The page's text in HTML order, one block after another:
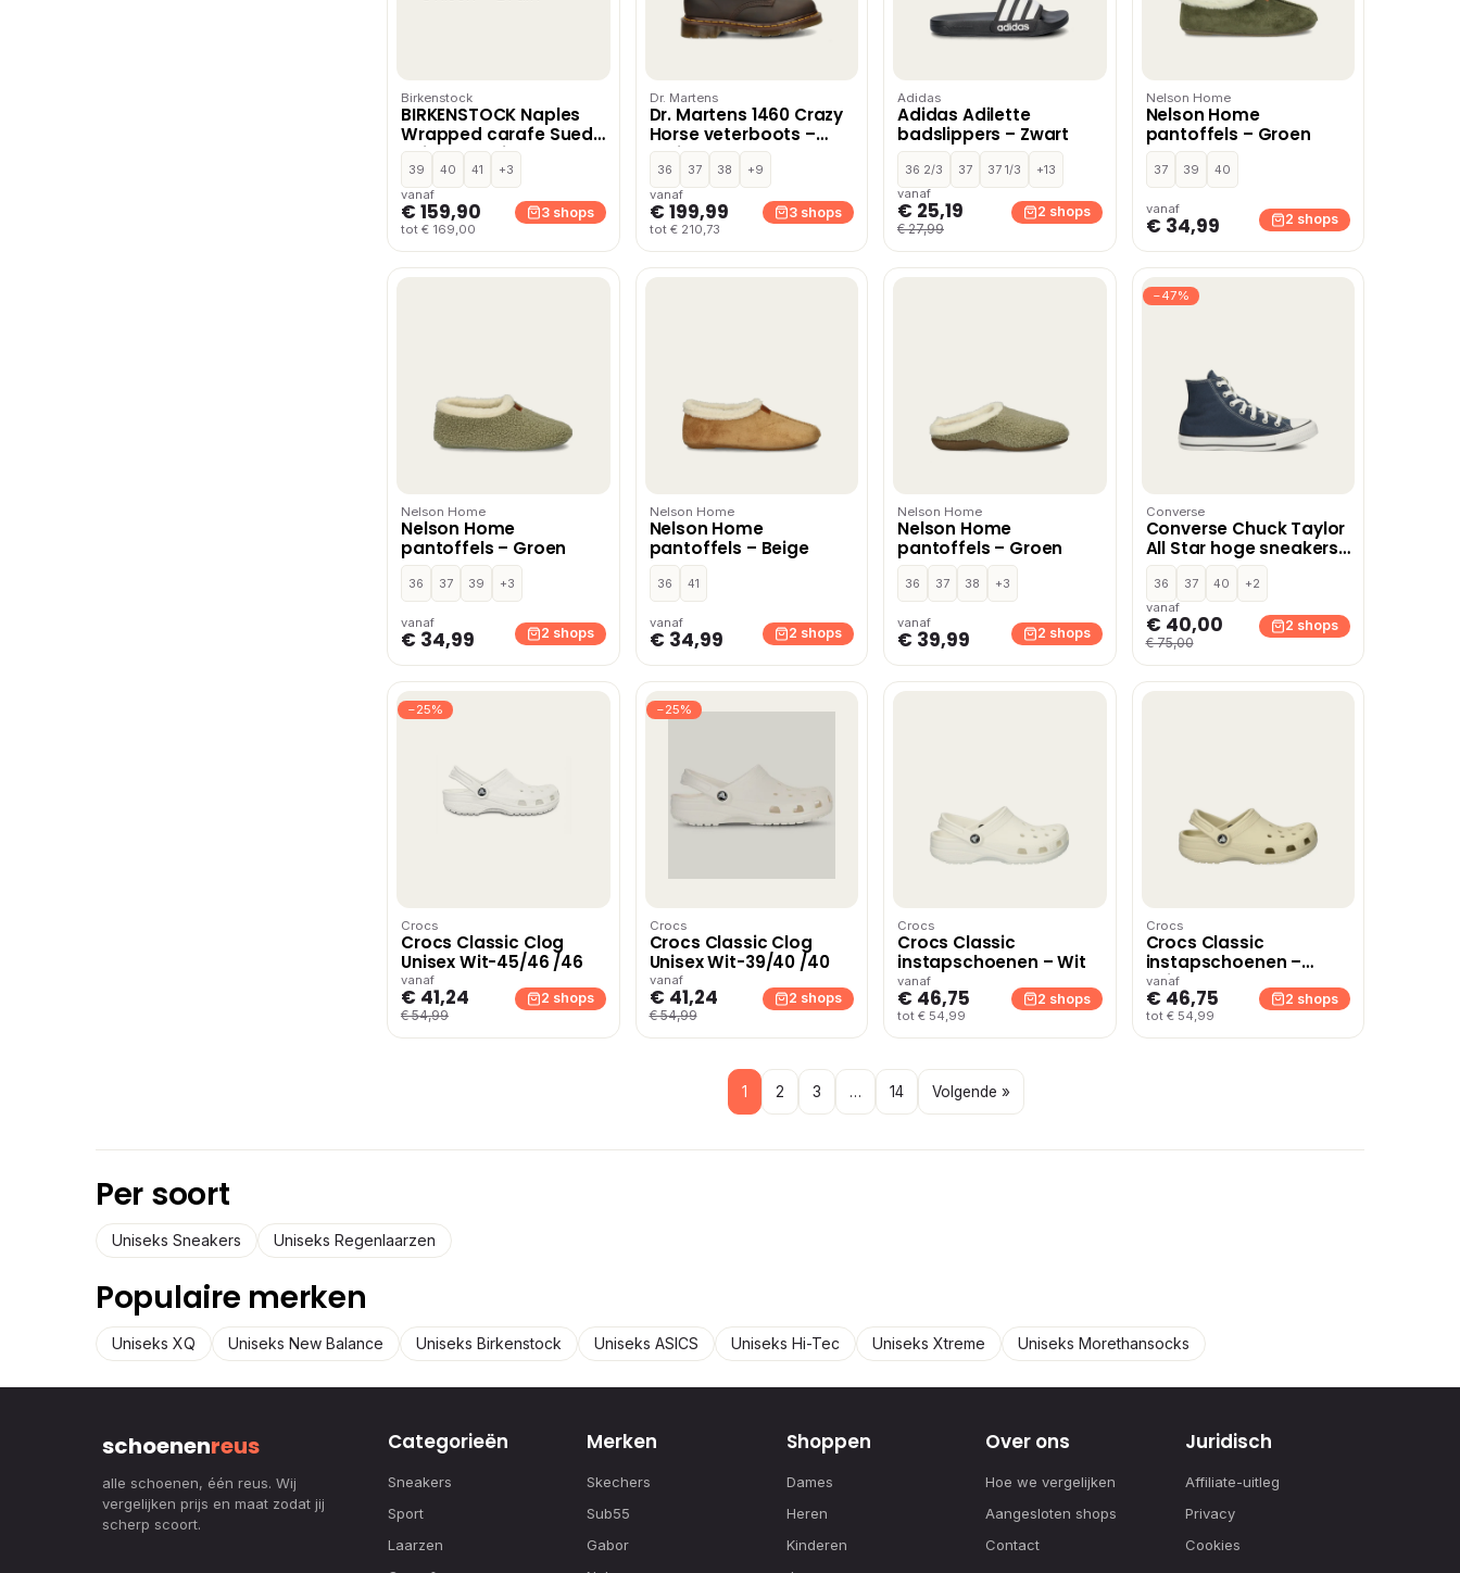
Birkenstock
BIRKENSTOCK Naples
Wrapped carafe Suede
Unisex – Bruin
39 40 41
+3
vanaf
€ 159,90
tot € 169,00
3 shops
Dr. Martens
Dr. Martens 1460 Crazy
Horse veterboots –
Bruin
36 37 38
+9
vanaf
€ 199,99
tot € 210,73
3 shops
Adidas
Adidas Adilette
badslippers – Zwart
36 2/3 37 37 1/3
+13
vanaf
€ 25,19
€ 27,99
2 shops
Nelson Home
Nelson Home
pantoffels – Groen
37 39 40
vanaf
€ 34,99 2 shops
Nelson Home
Nelson Home
pantoffels – Groen
36 37 39 +3
vanaf
€ 34,99 2 shops
Nelson Home
Nelson Home
pantoffels – Beige
36 41
vanaf
€ 34,99 2 shops
Nelson Home
Nelson Home
pantoffels – Groen
36 37 38 +3
vanaf
€ 39,99 2 shops
−47%
Converse
Converse Chuck Taylor
All Star hoge sneakers
– Blauw
36 37 40
+2
vanaf
€ 40,00
€ 75,00
2 shops
−25%
Crocs
Crocs Classic Clog
Unisex Wit-45/46 /46
vanaf
€ 41,24
€ 54,99
2 shops
−25%
Crocs
Crocs Classic Clog
Unisex Wit-39/40 /40
vanaf
€ 41,24
€ 54,99
2 shops
Crocs
Crocs Classic
instapschoenen – Wit
vanaf
€ 46,75
tot € 54,99
2 shops
Crocs
Crocs Classic
instapschoenen –
Beige
vanaf
€ 46,75
tot € 54,99
2 shops
1 2 3 … 14 Volgende »
Per soort
Uniseks Sneakers Uniseks Regenlaarzen
Populaire merken
Uniseks XQ Uniseks New Balance Uniseks Birkenstock Uniseks ASICS Uniseks Hi-Tec Uniseks Xtreme Uniseks Morethansocks
schoenenreus
alle schoenen, één reus. Wij
vergelijken prijs en maat zodat jij
scherp scoort.
Categorieën
Sneakers
Sport
Laarzen
Merken
Skechers
Sub55
Gabor
Shoppen
Dames
Heren
Kinderen
Over ons
Hoe we vergelijken
Aangesloten shops
Contact
Juridisch
Affiliate-uitleg
Privacy
Cookies